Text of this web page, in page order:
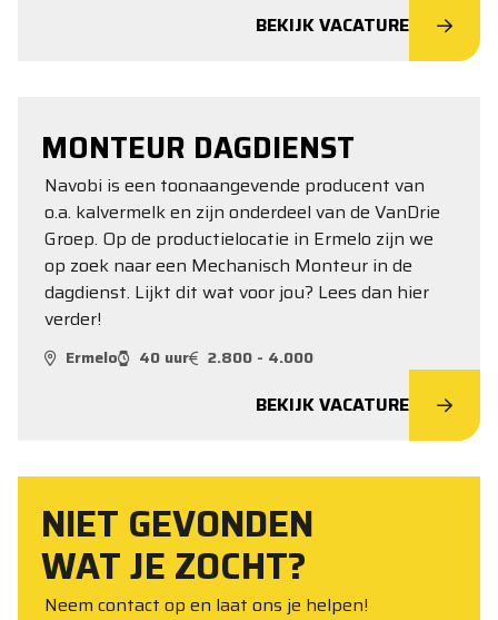
BEKIJK VACATURE
MONTEUR DAGDIENST
Navobi is een toonaangevende producent van
o.a. kalvermelk en zijn onderdeel van de VanDrie
Groep. Op de productielocatie in Ermelo zijn we
op zoek naar een Mechanisch Monteur in de
dagdienst. Lijkt dit wat voor jou? Lees dan hier
verder!
Ermelo 40 uur 2.800 - 4.000
BEKIJK VACATURE
NIET GEVONDEN
WAT JE ZOCHT?
Neem contact op en laat ons je helpen!